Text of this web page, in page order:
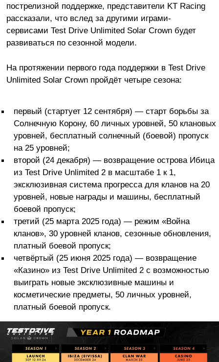
пострелизной поддержке, представители KT Racing
рассказали, что вслед за другими играми-
сервисами Test Drive Unlimited Solar Crown будет
развиваться по сезонной модели.
На протяжении первого года поддержки в Test Drive
Unlimited Solar Crown пройдёт четыре сезона:
первый (стартует 12 сентября) — старт борьбы за
Солнечную Корону, 60 личных уровней, 50 клановых
уровней, бесплатный солнечный (боевой) пропуск
на 25 уровней;
второй (24 декабря) — возвращение острова Ибица
из Test Drive Unlimited 2 в масштабе 1 к 1,
эксклюзивная система прогресса для кланов на 20
уровней, новые награды и машины, бесплатный
боевой пропуск;
третий (25 марта 2025 года) — режим «Война
кланов», 30 уровней кланов, сезонные обновления,
платный боевой пропуск;
четвёртый (25 июня 2025 года) — возвращение
«Казино» из Test Drive Unlimited 2 с возможностью
выиграть новые эксклюзивные машины и
косметические предметы, 50 личных уровней,
платный боевой пропуск.